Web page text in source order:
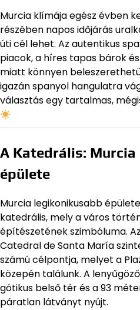
Murcia klímája egész évben
részében napos időjárás
úti cél lehet. Az autentikus
piacok, a híres tapas bárok
miatt könnyen
igazán spanyol hangulatra
választás egy tartalmas,
A Katedrális:
épülete
Murcia legikonikusabb
katedrális, mely a város
építészetének szimbóluma.
Catedral de Santa María
számú célpontja, melyet a
közepén találunk. A
gótikus belső tér és a 93
páratlan látványt nyújt.